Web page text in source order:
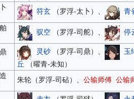
符玄 （罗浮-太卜）、 青
驭空 （罗浮-司舵）、 停
灵砂 （罗浮-司鼎）、 玉
丘 （曜青-未知）
朱轮（罗浮-司砧）、公输师傅 公输